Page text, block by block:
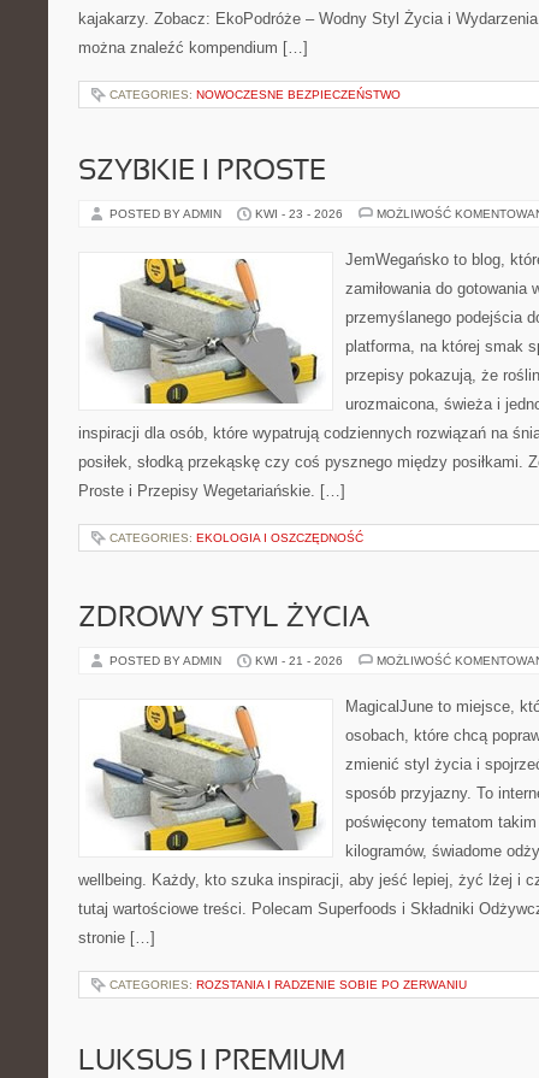
kajakarzy. Zobacz: EkoPodróże – Wodny Styl Życia i
można znaleźć kompendium […]
CATEGORIES: NOWOCZESNE BEZPIECZEŃSTWO
SZYBKIE I PROSTE
POSTED BY ADMIN KWI - 23 - 2026 MOŻLIWOŚĆ
JemWegańsko to blog,
zamiłowania do gotowania
przemyślanego podejścia
platforma, na której smak
przepisy pokazują, że
urozmaicona, świeża i
inspiracji dla osób, które wypatrują codziennych rozwiązań na
posiłek, słodką przekąskę czy coś pysznego między posiłkami.
Proste i Przepisy Wegetariańskie. […]
CATEGORIES: EKOLOGIA I OSZCZĘDNOŚĆ
ZDROWY STYL ŻYCIA
POSTED BY ADMIN KWI - 21 - 2026 MOŻLIWOŚĆ
MagicalJune to miejsce,
osobach, które chcą
zmienić styl życia i
sposób przyjazny. To
poświęcony tematom
kilogramów, świadome
wellbeing. Każdy, kto szuka inspiracji, aby jeść lepiej, żyć lżej i
tutaj wartościowe treści. Polecam Superfoods i Składniki
stronie […]
CATEGORIES: ROZSTANIA I RADZENIE SOBIE PO ZERWANIU
LUKSUS I PREMIUM